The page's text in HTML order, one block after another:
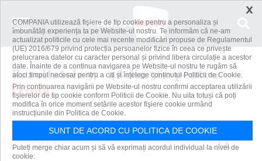
Rezultatele 37 - 48 din 360 pentru
crima
Caută
×
COMPANIA utilizează fişiere de tip cookie pentru a personaliza și
îmbunătăți experiența ta pe Website-ul nostru. Te informăm că ne-am
actualizat politicile cu cele mai recente modificări propuse de Regulamentul
(UE) 2016/679 privind protecția persoanelor fizice în ceea ce privește
prelucrarea datelor cu caracter personal și privind libera circulație a acestor
date. Înainte de a continua navigarea pe Website-ul nostru te rugăm să
aloci timpul necesar pentru a citi și înțelege conținutul Politicii de Cookie.
Prin continuarea navigării pe Website-ul nostru confirmi acceptarea utilizării
fişierelor de tip cookie conform Politicii de Cookie. Nu uita totuși că poți
modifica în orice moment setările acestor fişiere cookie urmând
instrucțiunile din Politica de Cookie.
SUNT DE ACORD CU POLITICA DE COOKIE
Puteți merge chiar acum și să vă exprimați acordul individual la nivel de
cookie: